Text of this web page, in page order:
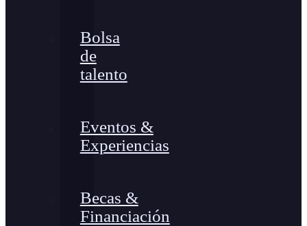
Bolsa
de
talento
Eventos &
Experiencias
Becas &
Financiación